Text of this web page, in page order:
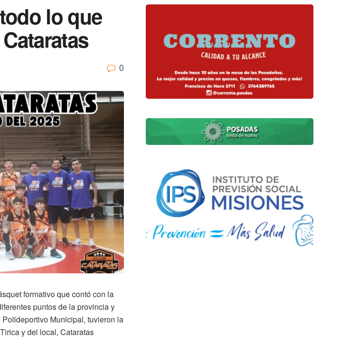
lo que
0
formativo que contó con la
puntos de la provincia y
Municipal, tuvieron la
y del local, Cataratas